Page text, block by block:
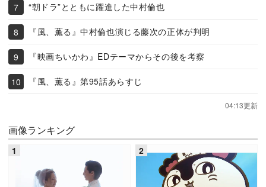
“朝ドラ”とともに躍進した中村倫也
『風、薫る』中村倫也演じる藤次の正体が判明
『映画ちいかわ』EDテーマからその後を考察
『風、薫る』第95話あらすじ
04:13更新
画像ランキング